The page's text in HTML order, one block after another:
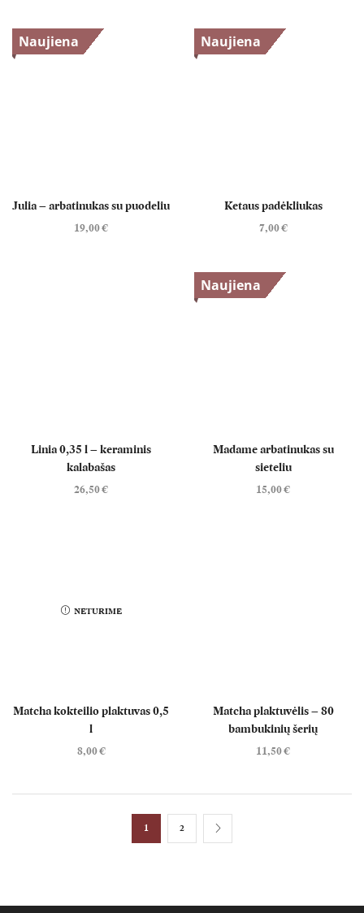
Naujiena
Julia – arbatinukas su puodeliu
19,00€
Naujiena
Ketaus padėkliukas
7,00€
Linia 0,35 l – keraminis
kalabašas
26,50€
Naujiena
Madame arbatinukas su
sieteliu
15,00€
NETURIME
Matcha kokteilio plaktuvas 0,5
l
8,00€
Matcha plaktuvėlis – 80
bambukinių šerių
11,50€
1 2